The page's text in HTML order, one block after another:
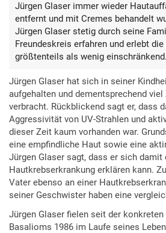
Jürgen Glaser immer wieder
entfernt und mit Cremes behandelt
Jürgen Glaser stetig durch seine
Freundeskreis erfahren und erlebt
größtenteils als wenig einschränkend.
Jürgen Glaser hat sich in seiner
aufgehalten und dementsprechend
verbracht. Rückblickend sagt er, dass
Aggressivität von UV-Strahlen und
dieser Zeit kaum vorhanden war.
eine empfindliche Haut sowie eine
Jürgen Glaser sagt, dass er sich damit
Hautkrebserkrankung erklären kann.
Vater ebenso an einer
seiner Geschwister haben eine
Jürgen Glaser fielen seit der
Basalioms 1986 im Laufe seines